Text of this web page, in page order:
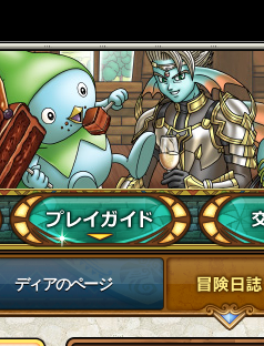
ディアのページ